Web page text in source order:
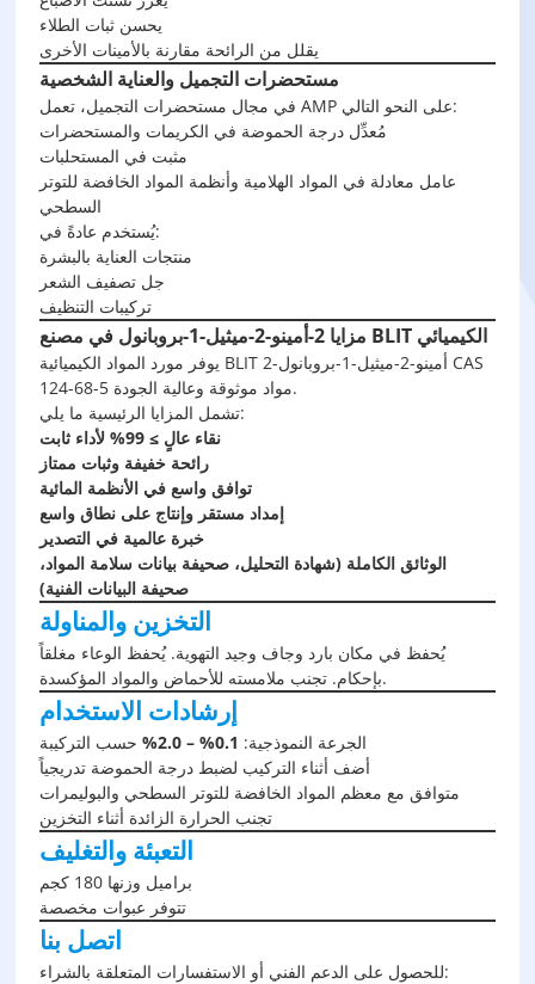
يحسن ثبات الطلاء
يقلل من الرائحة مقارنة بالأمينات الأخرى
مستحضرات التجميل والعناية الشخصية
في مجال مستحضرات التجميل، تعمل AMP على النحو التالي:
مُعدِّل درجة الحموضة في الكريمات والمستحضرات
مثبت في المستحلبات
عامل معادلة في المواد الهلامية وأنظمة المواد الخافضة للتوتر
السطحي
يُستخدم عادةً في:
منتجات العناية بالبشرة
جل تصفيف الشعر
تركيبات التنظيف
مزايا 2-أمينو-2-ميثيل-1-بروبانول في مصنع BLIT الكيميائي
يوفر مورد المواد الكيميائية BLIT 2-أمينو-2-ميثيل-1-بروبانول CAS
124-68-5 مواد موثوقة وعالية الجودة.
تشمل المزايا الرئيسية ما يلي:
نقاء عالٍ ≥ 99% لأداء ثابت
رائحة خفيفة وثبات ممتاز
توافق واسع في الأنظمة المائية
إمداد مستقر وإنتاج على نطاق واسع
خبرة عالمية في التصدير
الوثائق الكاملة (شهادة التحليل، صحيفة بيانات سلامة المواد،
صحيفة البيانات الفنية)
التخزين والمناولة
يُحفظ في مكان بارد وجاف وجيد التهوية. يُحفظ الوعاء مغلقاً
بإحكام. تجنب ملامسته للأحماض والمواد المؤكسدة.
إرشادات الاستخدام
الجرعة النموذجية: 0.1% – 2.0%
حسب التركيبة
أضف أثناء التركيب لضبط درجة الحموضة تدريجياً
متوافق مع معظم المواد الخافضة للتوتر السطحي والبوليمرات
تجنب الحرارة الزائدة أثناء التخزين
التعبئة والتغليف
براميل وزنها 180 كجم
تتوفر عبوات مخصصة
اتصل بنا
للحصول على الدعم الفني أو الاستفسارات المتعلقة بالشراء: